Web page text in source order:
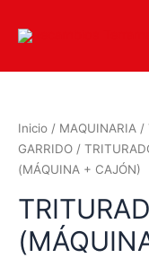
Inicio / MAQUINARIA /
GARRIDO /
(MÁQUINA + CAJÓN)